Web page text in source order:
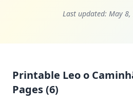
Last updated: May 8,
Printable Leo o
Pages (6)